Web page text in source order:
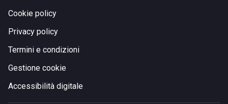
Cookie policy
Privacy policy
Termini e condizioni
Gestione cookie
Accessibilità digitale